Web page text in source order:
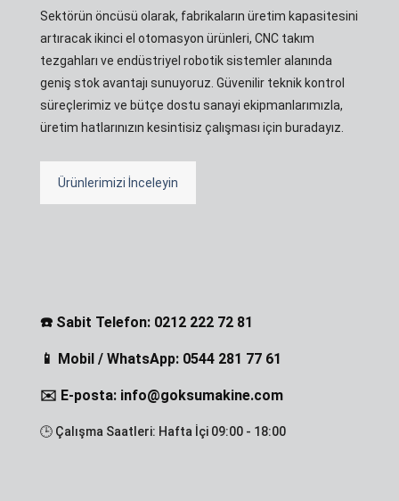
Sektörün öncüsü olarak, fabrikaların üretim kapasitesini
artıracak ikinci el otomasyon ürünleri, CNC takım
tezgahları ve endüstriyel robotik sistemler alanında
geniş stok avantajı sunuyoruz. Güvenilir teknik kontrol
süreçlerimiz ve bütçe dostu sanayi ekipmanlarımızla,
üretim hatlarınızın kesintisiz çalışması için buradayız.
Ürünlerimizi İnceleyin
☎️ Sabit Telefon: 0212 222 72 81
📱 Mobil / WhatsApp: 0544 281 77 61
✉️ E-posta: info@goksumakine.com
🕒 Çalışma Saatleri: Hafta İçi 09:00 - 18:00